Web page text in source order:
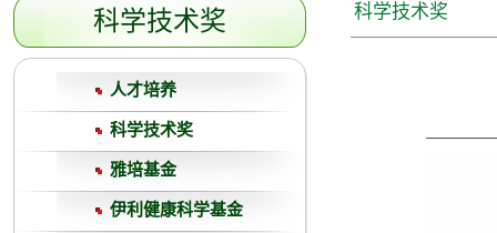
科学技术奖
人才培养
科学技术奖
雅培基金
伊利健康科学基金
科学技术奖